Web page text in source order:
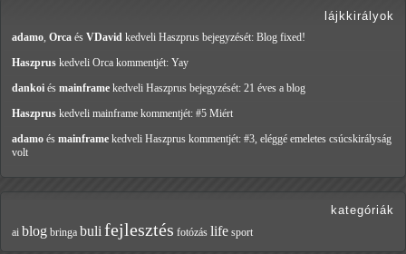
lájkkirályok
adamo, Orca és VDavid kedveli Haszprus bejegyzését: Blog fixed!
Haszprus kedveli Orca kommentjét: Yay
dankoi és mainframe kedveli Haszprus bejegyzését: 21 éves a blog
Haszprus kedveli mainframe kommentjét: #5 Miért
adamo és mainframe kedveli Haszprus kommentjét: #3, eléggé emeletes csúcskirályság
volt
kategóriák
ai blog bringa buli fejlesztés fotózás life sport